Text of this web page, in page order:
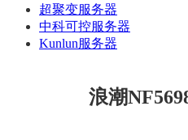
超聚变服务器
中科可控服务器
Kunlun服务器
浪潮